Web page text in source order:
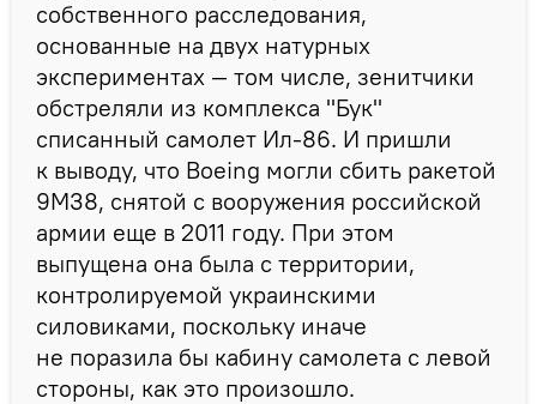
собственного расследования,
основанные на двух натурных
экспериментах — том числе, зенитчики
обстреляли из комплекса "Бук"
списанный самолет Ил-86. И пришли
к выводу, что Boeing могли сбить ракетой
9М38, снятой с вооружения российской
армии еще в 2011 году. При этом
выпущена она была с территории,
контролируемой украинскими
силовиками, поскольку иначе
не поразила бы кабину самолета с левой
стороны, как это произошло.